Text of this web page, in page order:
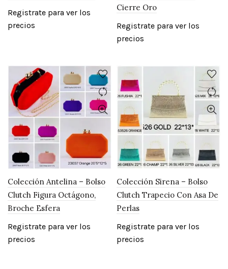
Registrate para ver los
precios
Cierre Oro
Registrate para ver los
precios
Colección Antelina – Bolso
Clutch Figura Octágono,
Broche Esfera
Registrate para ver los
precios
Colección Sirena – Bolso
Clutch Trapecio Con Asa De
Perlas
Registrate para ver los
precios